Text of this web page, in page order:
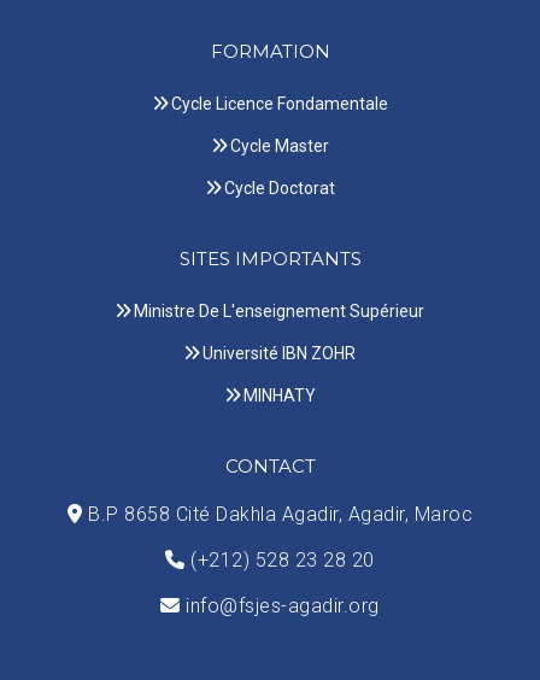
FORMATION
Cycle Licence Fondamentale
Cycle Master
Cycle Doctorat
SITES IMPORTANTS
Ministre De L'enseignement Supérieur
Université IBN ZOHR
MINHATY
CONTACT
B.P 8658 Cité Dakhla Agadir, Agadir, Maroc
(+212) 528 23 28 20
info@fsjes-agadir.org